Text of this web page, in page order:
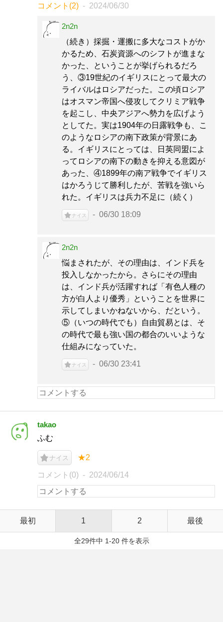
コメント(2) 2024/06/30
2n2n
（続き）採掘・運搬に多大なコストがか
かるため、石炭資源へのシフトが進まな
かった、ということが挙げられるだろ
う、③19世紀のイギリスにとって最大の
ライバルはロシアだった。この頃ロシア
はオスマン帝国へ侵攻してクリミア戦争
を起こし、中央アジアへ勢力を広げよう
としてた。実は1904年の日露戦争も、こ
のようなロシアの南下政策が背景にあ
る。イギリスにとっては、日英同盟によ
ってロシアの南下の動きを抑える意図が
あった、④1899年の南ア戦争でイギリス
はかろうじて勝利したが、苦戦を強いら
れた。イギリスは兵力不足に（続く）
ナイス 06/30 18:09
2n2n
悩まされたが、その理由は、インド兵を
投入しなかったから。さらにその理由
は、インド兵が活躍すれば「有色人種の
方が白人より優秀」ということを世界に
示してしまいかねないから、だという。
⑤（いつの時代でも）自由貿易とは、そ
の時代で最も強い国の都合のいいような
仕組みになっていた。
ナイス 06/30 23:41
takao
ふむ
ナイス ★2
コメント(0) 2024/06/14
最初 1 2 最後
全29件中 1-20 件を表示